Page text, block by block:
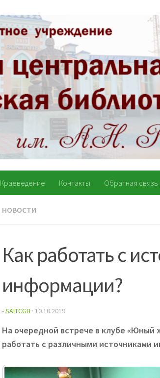
Краеведение Контакты Обратная связь
НОВОСТИ
Как работать с
информации?
-SAITCGB · 10.10.2019
На очередной встрече в клубе «Юный
работать с различными источниками